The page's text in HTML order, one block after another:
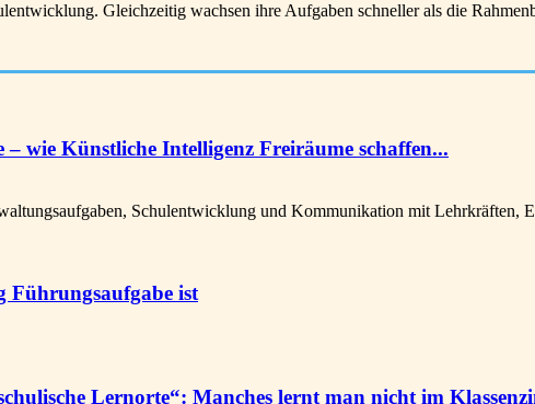
Gleichzeitig wachsen ihre Aufgaben schneller als die
wie Künstliche Intelligenz Freiräume schaffen...
Schulentwicklung und Kommunikation mit Lehrkräften,
Führungsaufgabe ist
Lernorte“: Manches lernt man nicht im